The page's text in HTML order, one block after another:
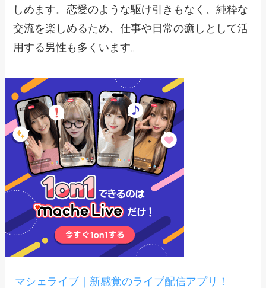
しめます。恋愛のような駆け引きもなく、純粋な
交流を楽しめるため、仕事や日常の癒しとして活
用する男性も多くいます。
マシェライブ｜新感覚のライブ配信アプリ！